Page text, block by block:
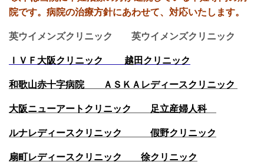
院です。 病院の治療方針にあわせて、対応いたします。
英ウイメンズクリニック 英ウイメンズクリニック
ＩＶＦ大阪クリニック 越田クリニック
和歌山赤十字病院 ＡＳＫＡレディースクリニック
大阪ニューアートクリニック 足立産婦人科
ルナレディースクリニック 假野クリニック
扇町レディースクリニック 徐クリニック